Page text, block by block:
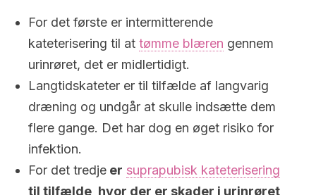
For det første er intermitterende
kateterisering til at tømme blæren gennem
urinrøret, det er midlertidigt.
Langtidskateter er til tilfælde af langvarig
dræning og undgår at skulle indsætte dem
flere gange. Det har dog en øget risiko for
infektion.
For det tredje er suprapubisk kateterisering
til tilfælde, hvor der er skader i urinrøret,